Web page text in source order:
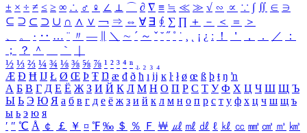
± × ÷ ≠ ≤ ≥ ∞ ∴ ♂ ♀ ∠ ⊥ ⌒ ∂ ∇ ≡ ≒ ≪ ≫ √ ∽ ∝ ∵ ∫ ∬ ∈ ∋
⊆ ⊇ ⊂ ⊃ ∪ ∩ ∧ ∨ ￢ ⇒ ⇔ ∀ ∃ ∮ ∑ ∏ ＋ － ＜ ＝
＞
、
。 · ‥ … ¨ 〃 ― ＼ ∼ ´ ～ ˇ ˘ ˝ ˚ ˙ ¸ ¡ ¿ ː ！ ＇ ， ． ／
：
；
？ ＾ ｀
½ ⅓ ⅔ ¼ ¾ ⅛ ⅜ ⅝ ⅞ ¹ ² ³ ⁴ ⁿ ₁ ₂ ₃ ₄
Æ Ð Ħ Ĳ Ł Ø Œ Þ Ŧ Ŋ æ đ ð ħ ı ĳ ĸ ŀ ł ø œ ß þ ŧ ŋ ŉ
А Б В Г Д Е Ё Ж З И Й К Л М Н О П Р С Т У Ф Х Ц Ч Ш Щ Ъ
Ы Ь Э Ю Я а б в г д е ё ж з и й к л м н о п р с т у ф х ц ч ш щ ъ
ы ь э ю я
′ ″ ℃ Å ￠ ￡ ￥ ¤ ℉ ‰ ＄ ％ Ｆ ￦ ㎕ ㎖ ㎗ ℓ ㎘ ㏄ ㎣ ㎤ ㎥ ㎦